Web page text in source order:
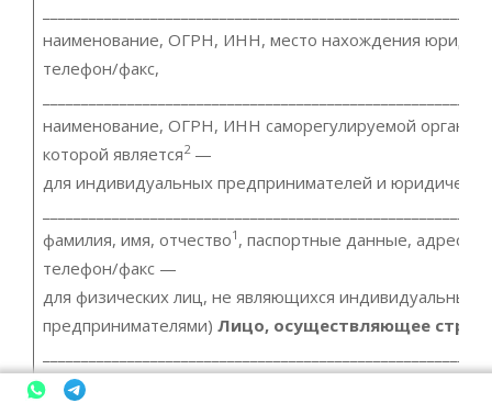
наименование, ОГРН, ИНН, место нахождения
телефон/факс,
наименование, ОГРН, ИНН саморегулируемой
которой является2—
для индивидуальных предпринимателей и
фамилия, имя, отчество1 , паспортные данные, адрес
телефон/факс —
для физических лиц, не являющихся индивидуальными
предпринимателями) Лицо, осуществляющее
(фамилия, имя, отчество
1